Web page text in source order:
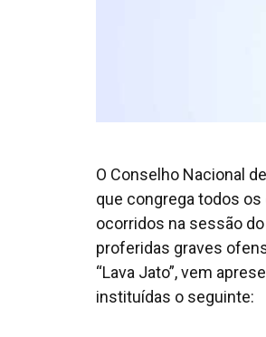
O Conselho Nacional
que congrega todos
ocorridos na sessão
proferidas graves
“Lava Jato”, vem
instituídas o seguinte: